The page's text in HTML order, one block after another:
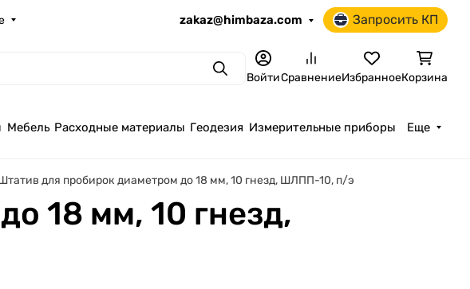
zakaz@himbaza.com Запросить КП
ПоискВойтиСравнениеИзбранноеКорзина
Мебель Расходные материалы Геодезия Измерительные приборы Еще
для пробирок диаметром до 18 мм, 10 гнезд, ШЛПП-10, п/э
18 мм, 10 гнезд,